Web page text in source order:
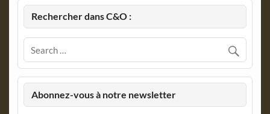
Rechercher dans C&O :
Abonnez-vous à notre newsletter